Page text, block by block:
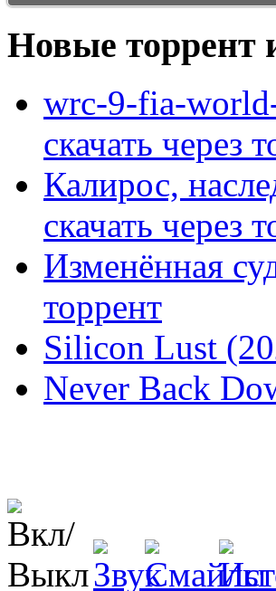
Новые торрент
wrc-9-fia-
скачать через
Калирос,
скачать через
Изменённая
торрент
Silicon Lust
Never Back